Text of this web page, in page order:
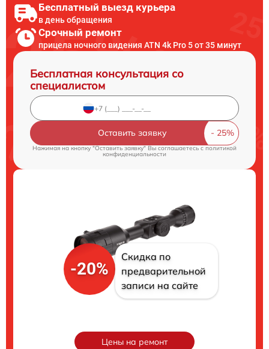
Бесплатный выезд курьера
в день обращения
Срочный ремонт
прицела ночного видения ATN 4k Pro 5 от 35 минут
Бесплатная консультация со
специалистом
Оставить заявку
Нажимая на кнопку "Оставить заявку" Вы соглашаетесь cполитикой
конфиденциальности
-20%
Скидка по
предварительной
записи на сайте
Цены на ремонт